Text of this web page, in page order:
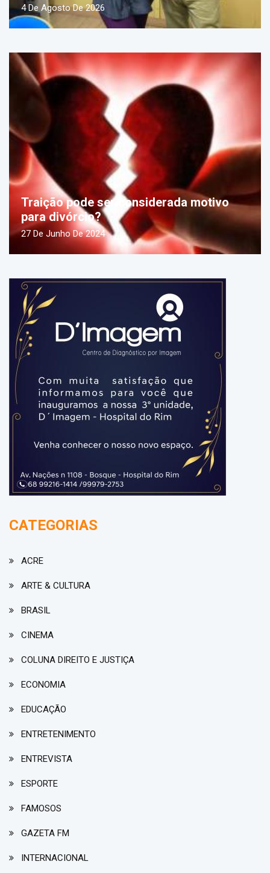
4 De Agosto De 2026
Traição pode ser considerada motivo
para divórcio?
27 De Junho De 2024
CATEGORIAS
ACRE
ARTE & CULTURA
BRASIL
CINEMA
COLUNA DIREITO E JUSTIÇA
ECONOMIA
EDUCAÇÃO
ENTRETENIMENTO
ENTREVISTA
ESPORTE
FAMOSOS
GAZETA FM
INTERNACIONAL